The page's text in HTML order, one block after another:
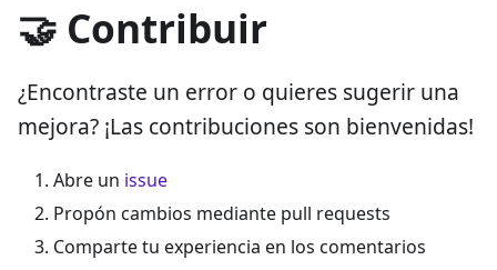
🤝 Contribuir
¿Encontraste un error o quieres sugerir una
mejora? ¡Las contribuciones son bienvenidas!
Abre un issue
Propón cambios mediante pull requests
Comparte tu experiencia en los comentarios